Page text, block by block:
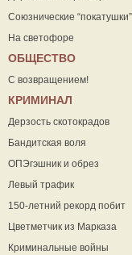
Союзнические “покатушки”
На светофоре
ОБЩЕСТВО
С возвращением!
КРИМИНАЛ
Дерзость скотокрадов
Бандитская воля
ОПЭгэшник и обрез
Левый трафик
150-летний рекорд побит
Цветметчик из Марказа
Криминальные войны